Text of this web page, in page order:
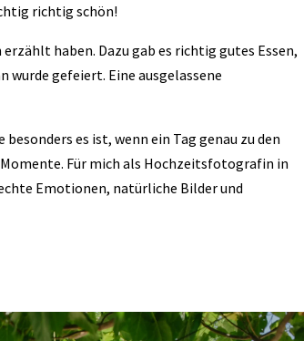
richtig schön!
haben. Dazu gab es richtig gutes Essen,
gefeiert. Eine ausgelassene
es ist, wenn ein Tag genau zu den
Für mich als Hochzeitsfotografin in
Emotionen, natürliche Bilder und